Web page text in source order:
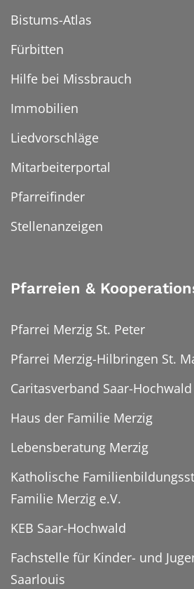
Bistums-Atlas
Fürbitten
Hilfe bei Missbrauch
Immobilien
Liedvorschläge
Mitarbeiterportal
Pfarreifinder
Stellenanzeigen
Pfarreien &
Pfarrei Merzig St. Peter
Pfarrei Merzig-Hilbringen St.
Caritasverband Saar-Hochwald
Haus der Familie Merzig
Lebensberatung Merzig
Katholische
Familie Merzig e.V.
KEB Saar-Hochwald
Fachstelle für Kinder- und
Saarlouis